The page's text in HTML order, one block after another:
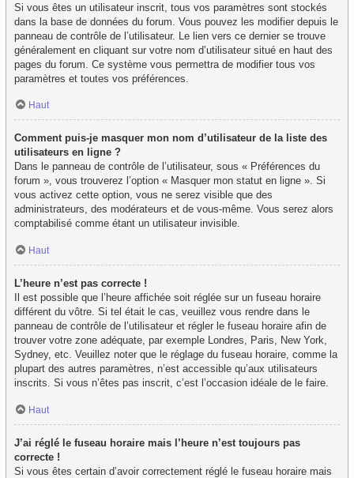
Si vous êtes un utilisateur inscrit, tous vos paramètres sont stockés
dans la base de données du forum. Vous pouvez les modifier depuis le
panneau de contrôle de l’utilisateur. Le lien vers ce dernier se trouve
généralement en cliquant sur votre nom d’utilisateur situé en haut des
pages du forum. Ce système vous permettra de modifier tous vos
paramètres et toutes vos préférences.
Haut
Comment puis-je masquer mon nom d’utilisateur de la liste des
utilisateurs en ligne ?
Dans le panneau de contrôle de l’utilisateur, sous « Préférences du
forum », vous trouverez l’option « Masquer mon statut en ligne ». Si
vous activez cette option, vous ne serez visible que des
administrateurs, des modérateurs et de vous-même. Vous serez alors
comptabilisé comme étant un utilisateur invisible.
Haut
L’heure n’est pas correcte !
Il est possible que l’heure affichée soit réglée sur un fuseau horaire
différent du vôtre. Si tel était le cas, veuillez vous rendre dans le
panneau de contrôle de l’utilisateur et régler le fuseau horaire afin de
trouver votre zone adéquate, par exemple Londres, Paris, New York,
Sydney, etc. Veuillez noter que le réglage du fuseau horaire, comme la
plupart des autres paramètres, n’est accessible qu’aux utilisateurs
inscrits. Si vous n’êtes pas inscrit, c’est l’occasion idéale de le faire.
Haut
J’ai réglé le fuseau horaire mais l’heure n’est toujours pas
correcte !
Si vous êtes certain d’avoir correctement réglé le fuseau horaire mais